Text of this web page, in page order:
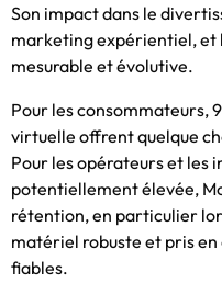
Son impact dans le
marketing expérientiel, et
mesurable et évolutive.
Pour les consommateurs,
virtuelle offrent quelque
Pour les opérateurs et les
potentiellement élevée,
rétention, en particulier
matériel robuste et pris
fiables.